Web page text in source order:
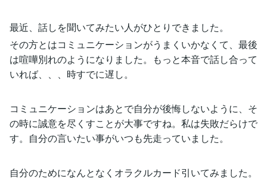
最近、話しを聞いてみたい人がひとりできました。
その方とはコミュニケーションがうまくいかなくて、最後
は喧嘩別れのようになりました。もっと本音で話し合って
いれば、、、時すでに遅し。
コミュニケーションはあとで自分が後悔しないように、そ
の時に誠意を尽くすことが大事ですね。私は失敗だらけで
す。自分の言いたい事がいつも先走っていました。
自分のためになんとなくオラクルカード引いてみました。